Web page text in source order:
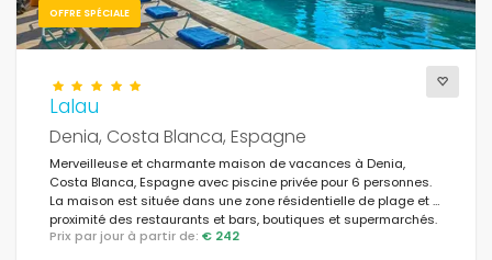
OFFRE SPÉCIALE
Lalau
Denia, Costa Blanca, Espagne
Merveilleuse et charmante maison de vacances à Denia,
Costa Blanca, Espagne avec piscine privée pour 6 personnes.
La maison est située dans une zone résidentielle de plage et à
proximité des restaurants et bars, boutiques et supermarchés.
Prix par jour à partir de: € 242